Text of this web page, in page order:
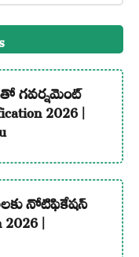
గవర్నమెంట్
2026 |
నోటిఫికేషన్
|